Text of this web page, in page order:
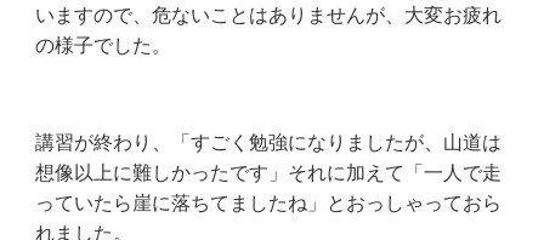
いますので、危ないことはありませんが、大変お疲れ
の様子でした。
講習が終わり、「すごく勉強になりましたが、山道は
想像以上に難しかったです」それに加えて「一人で走
っていたら崖に落ちてましたね」とおっしゃっておら
れました。